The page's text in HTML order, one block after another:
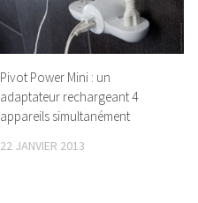
Pivot Power Mini : un
adaptateur rechargeant 4
appareils simultanément
22 JANVIER 2013